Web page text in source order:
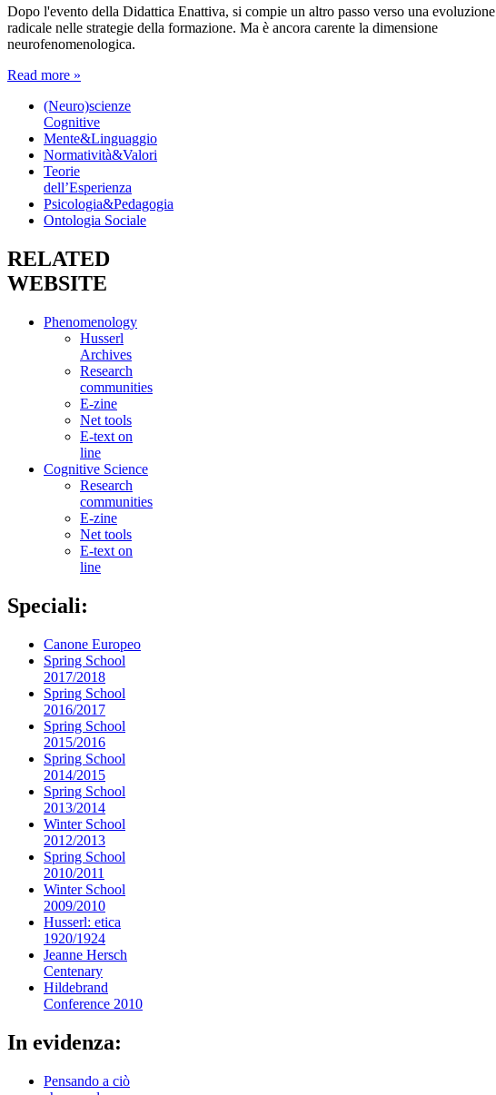
Dopo l'evento della Didattica Enattiva, si compie un altro passo verso una evoluzione
radicale nelle strategie della formazione. Ma è ancora carente la dimensione
neurofenomenologica.
Read more »
(Neuro)scienze
Cognitive
Mente&Linguaggio
Normatività&Valori
Teorie
dell’Esperienza
Psicologia&Pedagogia
Ontologia Sociale
RELATED
WEBSITE
Phenomenology
Husserl
Archives
Research
communities
E-zine
Net tools
E-text on
line
Cognitive Science
Research
communities
E-zine
Net tools
E-text on
line
Speciali:
Canone Europeo
Spring School
2017/2018
Spring School
2016/2017
Spring School
2015/2016
Spring School
2014/2015
Spring School
2013/2014
Winter School
2012/2013
Spring School
2010/2011
Winter School
2009/2010
Husserl: etica
1920/1924
Jeanne Hersch
Centenary
Hildebrand
Conference 2010
In evidenza:
Pensando a ciò